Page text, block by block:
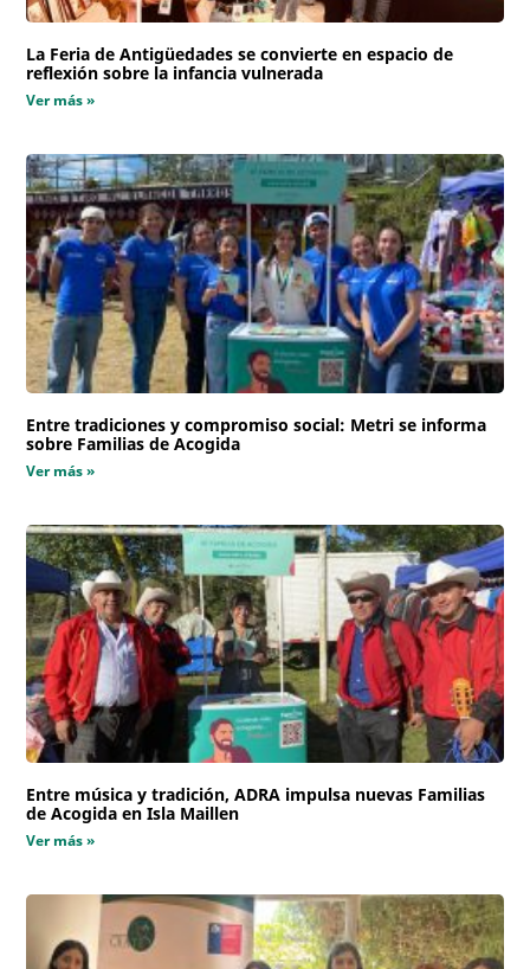
La Feria de Antigüedades se convierte en espacio de
reflexión sobre la infancia vulnerada
Ver más »
Entre tradiciones y compromiso social: Metri se informa
sobre Familias de Acogida
Ver más »
Entre música y tradición, ADRA impulsa nuevas Familias
de Acogida en Isla Maillen
Ver más »